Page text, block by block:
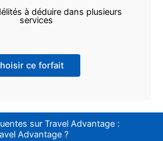
à déduire dans plusieurs
services
ce forfait
sur Travel Advantage :
Advantage ?